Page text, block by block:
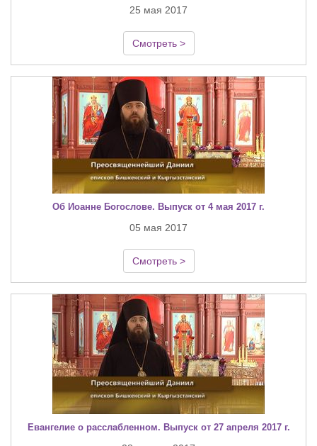
25 мая 2017
Смотреть >
Об Иоанне Богослове. Выпуск от 4 мая 2017 г.
05 мая 2017
Смотреть >
Евангелие о расслабленном. Выпуск от 27 апреля 2017 г.